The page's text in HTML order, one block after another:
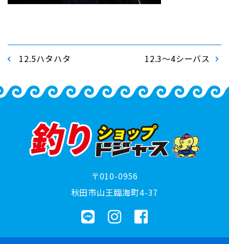
12.5ハタハタ 12.3～4シーバス
〒010-0956
秋田市山王臨海町4-37